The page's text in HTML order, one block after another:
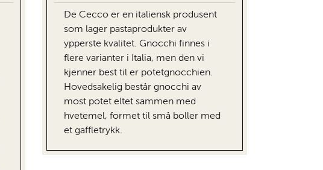
De Cecco er en italiensk produsent
som lager pastaprodukter av
ypperste kvalitet. Gnocchi finnes i
flere varianter i Italia, men den vi
kjenner best til er potetgnocchien.
Hovedsakelig består gnocchi av
most potet eltet sammen med
hvetemel, formet til små boller med
et gaffletrykk.